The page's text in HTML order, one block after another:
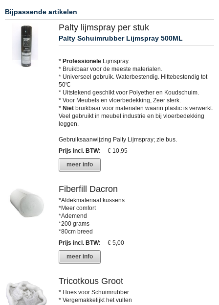
Bijpassende artikelen
Palty lijmspray per stuk
Palty Schuimrubber Lijmspray 500ML
* Professionele Lijmspray.
* Bruikbaar voor de meeste materialen.
* Universeel gebruik. Waterbestendig. Hittebestendig tot
50'C
* Uitstekend geschikt voor Polyether en Koudschuim.
* Voor Meubels en vloerbedekking, Zeer sterk.
* Niet bruikbaar voor materialen waarin plastic is verwerkt.
Veel gebruikt in meubel industrie en bij vloerbedekking
leggen.
Gebruiksaanwijzing Palty Lijmspray; zie bus.
Prijs incl. BTW:
€ 10,95
meer info
Fiberfill Dacron
*Afdekmateriaal kussens
*Meer comfort
*Ademend
*200 grams
*80cm breed
Prijs incl. BTW:
€ 5,00
meer info
Tricotkous Groot
* Hoes voor Schuimrubber
* Vergemakkelijkt het vullen